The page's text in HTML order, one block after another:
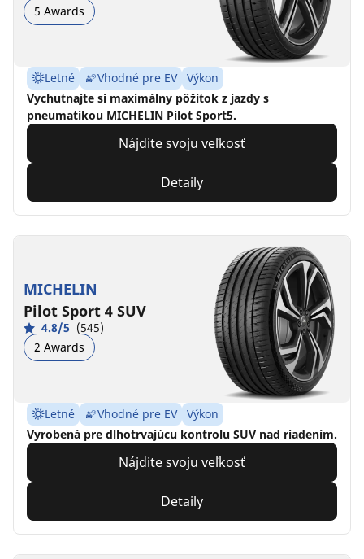
5 Awards
Letné Vhodné pre EV
Výkon
Vychutnajte si maximálny pôžitok z jazdy s
pneumatikou MICHELIN Pilot Sport5.
Nájdite svoju veľkosť
Detaily
MICHELIN
Pilot Sport 4 SUV
4.8/5 (545)
2 Awards
Letné Vhodné pre EV
Výkon
Vyrobená pre dlhotrvajúcu kontrolu SUV nad riadením.
Nájdite svoju veľkosť
Detaily